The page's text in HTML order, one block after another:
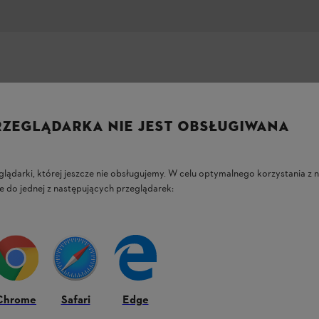
na świeżym powietrzu. Scyzoryk
narzędziuwielofunkcyjnym zintegrowano
do butelek korkociąg. Narzędzia są
12 × 5 cm narzędzie bardzo poręczne i
NIE JEST OBSŁUGIWANA
której jeszcze nie obsługujemy. W celu optymalnego korzystania z
do jednej z następujących przeglądarek:
Safari Edge